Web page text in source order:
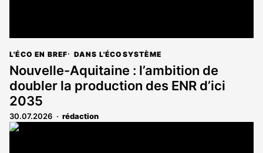
L'ÉCO EN BREF DANS L'ÉCOSYSTÈME
Nouvelle-Aquitaine : l’ambition de
doubler la production des ENR d’ici
2035
30.07.2026 rédaction